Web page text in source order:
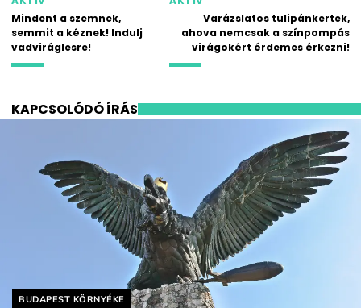
Mindent a szemnek,
semmit a kéznek! Indulj
vadviráglesre!
Varázslatos tulipánkertek,
ahova nemcsak a színpompás
virágokért érdemes érkezni!
KAPCSOLÓDÓ ÍRÁS
Helyszín címkék:
BUDAPEST KÖRNYÉKE